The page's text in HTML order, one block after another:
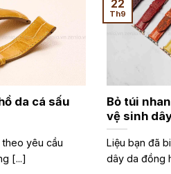
da cá sấu
yêu cầu
[...]
Bỏ túi
vệ sinh
nhà
Liệu bạn đã
dây da đồng
22
Th9